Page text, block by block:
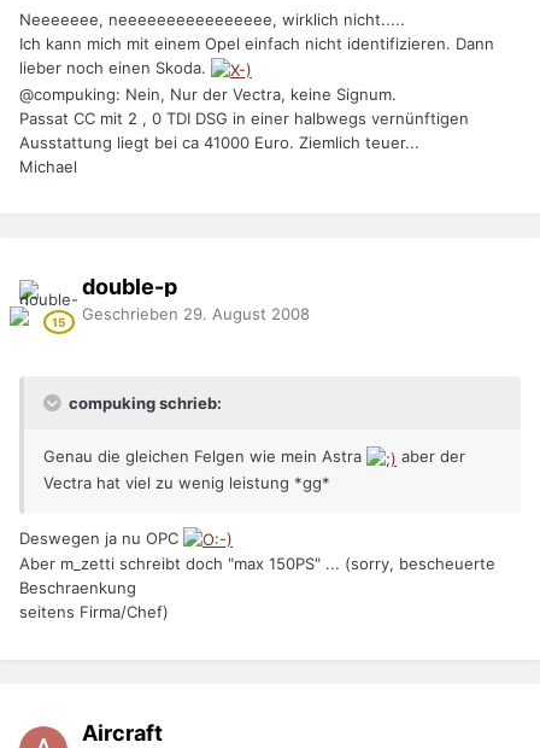
Neeeeeee, neeeeeeeeeeeeeeee, wirklich nicht.....
Ich kann mich mit einem Opel einfach nicht identifizieren. Dann
lieber noch einen Skoda.
@compuking: Nein, Nur der Vectra, keine Signum.
Passat CC mit 2 , 0 TDI DSG in einer halbwegs vernünftigen
Ausstattung liegt bei ca 41000 Euro. Ziemlich teuer...
Michael
double-p
Geschrieben 29. August 2008
compuking schrieb:
Genau die gleichen Felgen wie mein Astra
aber der
Vectra hat viel zu wenig leistung *gg*
Deswegen ja nu OPC
Aber m_zetti schreibt doch "max 150PS" ... (sorry, bescheuerte
Beschraenkung
seitens Firma/Chef)
Aircraft